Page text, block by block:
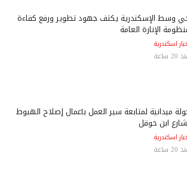
وسط الإسكندرية يكثف جهود تطوير ورفع كفاءة
الإنارة العامة
اسكندرية
ساعة
ميدانية لمتابعة سير العمل بأعمال إصلاح الهبوط
ابن حوقل
اسكندرية
ساعة